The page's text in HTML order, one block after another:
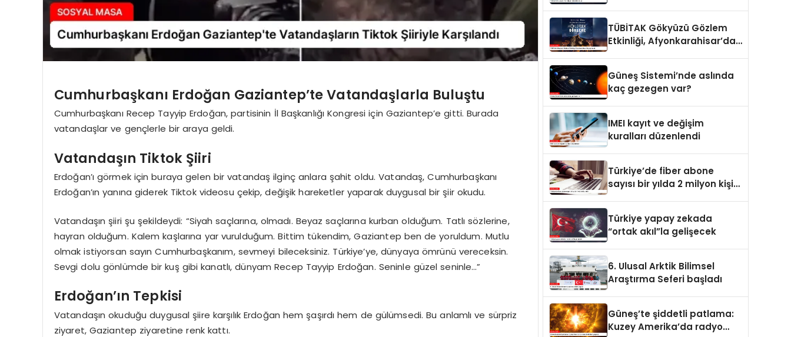
Cumhurbaşkanı Erdoğan Gaziantep’te Vatandaşlarla Buluştu
Cumhurbaşkanı Recep Tayyip Erdoğan, partisinin İl Başkanlığı Kongresi için Gaziantep’e gitti. Burada
vatandaşlar ve gençlerle bir araya geldi.
Vatandaşın Tiktok Şiiri
Erdoğan’ı görmek için buraya gelen bir vatandaş ilginç anlara şahit oldu. Vatandaş, Cumhurbaşkanı
Erdoğan’ın yanına giderek Tiktok videosu çekip, değişik hareketler yaparak duygusal bir şiir okudu.
Vatandaşın şiiri şu şekildeydi: “Siyah saçlarına, olmadı. Beyaz saçlarına kurban olduğum. Tatlı sözlerine,
hayran olduğum. Kalem kaşlarına yar vurulduğum. Bittim tükendim, Gaziantep ben de yoruldum. Mutlu
olmak istiyorsan sayın Cumhurbaşkanım, sevmeyi bileceksiniz. Türkiye’ye, dünyaya ömrünü vereceksin.
Sevgi dolu gönlümde bir kuş gibi kanatlı, dünyam Recep Tayyip Erdoğan. Seninle güzel seninle…”
Erdoğan’ın Tepkisi
Vatandaşın okuduğu duygusal şiire karşılık Erdoğan hem şaşırdı hem de gülümsedi. Bu anlamlı ve sürpriz
ziyaret, Gaziantep ziyaretine renk kattı.
TÜBİTAK Gökyüzü Gözlem
Etkinliği, Afyonkarahisar’da
Güneş Sistemi’nde aslında
kaç gezegen var?
IMEI kayıt ve değişim
kuralları düzenlendi
Türkiye’de fiber abone
sayısı bir yılda 2 milyon kişi
Türkiye yapay zekada
“ortak akıl”la gelişecek
6. Ulusal Arktik Bilimsel
Araştırma Seferi başladı
Güneş’te şiddetli patlama:
Kuzey Amerika’da radyo